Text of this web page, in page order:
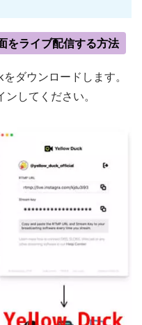
ライブ配信する方法
ダウンロードします。
してください。